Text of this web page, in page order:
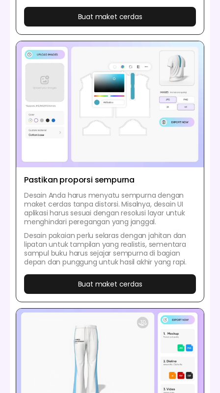
Buat maket cerdas
Pastikan proporsi sempurna
Desain Anda harus menyatu sempurna dengan
maket cerdas tanpa distorsi. Misalnya, desain UI
aplikasi harus sesuai dengan resolusi layar untuk
menghindari peregangan yang janggal.
Desain pakaian perlu selaras dengan jahitan dan
lipatan untuk tampilan yang realistis, sementara
sampul buku harus sejajar sempurna di bagian
depan dan punggung untuk hasil akhir yang rapi.
Buat maket cerdas